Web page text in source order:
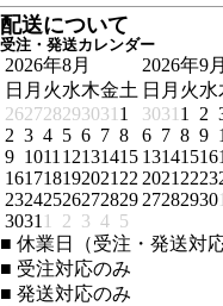
配送について
受注・発送カレンダー
2026年8月
日 月 火水木金土
262728293031 1
2 3 4 5 6 7 8
9 1011 12131415
161718192021 22
23242526272829
3031 1 2 3 4 5
2026年9月
日 月 火水
3031 1 2
6 7 8 9
13141516
2021 2223
272829301
■ 休業日（受注・発送対応
■ 受注対応のみ
■ 発送対応のみ